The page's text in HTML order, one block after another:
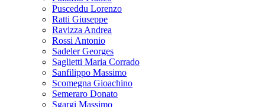
Pusceddu Lorenzo
Ratti Giuseppe
Ravizza Andrea
Rossi Antonio
Sadeler Georges
Saglietti Maria Corrado
Sanfilippo Massimo
Scomegna Gioachino
Semeraro Donato
Sgargi Massimo